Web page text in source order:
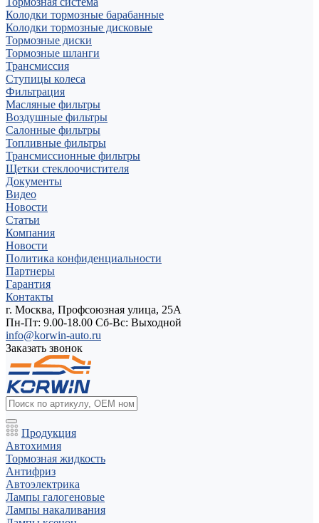
Колодки тормозные барабанные
Колодки тормозные дисковые
Тормозные диски
Тормозные шланги
Трансмиссия
Ступицы колеса
Фильтрация
Масляные фильтры
Воздушные фильтры
Салонные фильтры
Топливные фильтры
Трансмиссионные фильтры
Щетки стеклоочистителя
Документы
Видео
Новости
Статьи
Компания
Новости
Политика конфиденциальности
Партнеры
Гарантия
Контакты
г. Москва, Профсоюзная улица, 25А
Пн-Пт: 9.00-18.00 Cб-Вс: Выходной
info@korwin-auto.ru
Заказать звонок
Продукция
Автохимия
Тормозная жидкость
Антифриз
Автоэлектрика
Лампы галогеновые
Лампы накаливания